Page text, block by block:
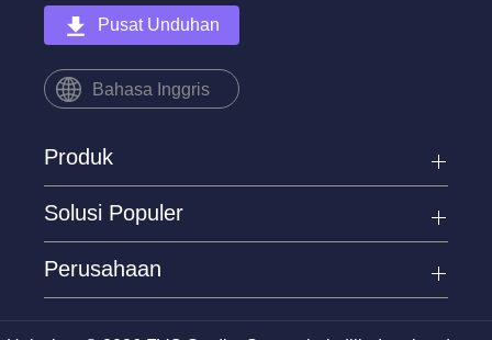
Pusat Unduhan
Bahasa Inggris
Produk
Solusi Populer
Perusahaan